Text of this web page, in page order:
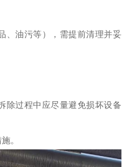
、油污等），需提前清理并妥
除过程中应尽量避免损坏设备
。